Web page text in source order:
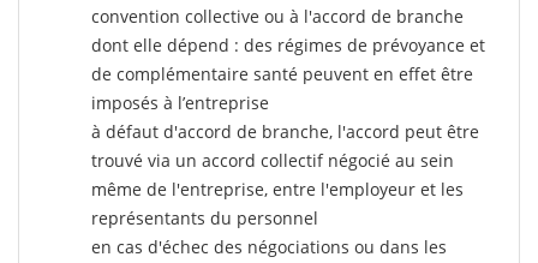
convention collective ou à l'accord de branche
dont elle dépend : des régimes de prévoyance et
de complémentaire santé peuvent en effet être
imposés à l’entreprise
à défaut d'accord de branche, l'accord peut être
trouvé via un accord collectif négocié au sein
même de l'entreprise, entre l'employeur et les
représentants du personnel
en cas d'échec des négociations ou dans les